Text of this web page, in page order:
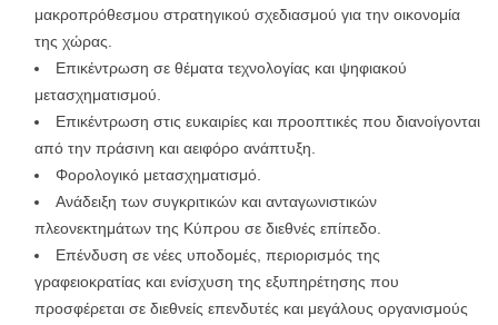
μακροπρόθεσμου στρατηγικού σχεδιασμού για την οικονομία
της χώρας.
Επικέντρωση σε θέματα τεχνολογίας και ψηφιακού
μετασχηματισμού.
Επικέντρωση στις ευκαιρίες και προοπτικές που διανοίγονται
από την πράσινη και αειφόρο ανάπτυξη.
Φορολογικό μετασχηματισμό.
Ανάδειξη των συγκριτικών και ανταγωνιστικών
πλεονεκτημάτων της Κύπρου σε διεθνές επίπεδο.
Επένδυση σε νέες υποδομές, περιορισμός της
γραφειοκρατίας και ενίσχυση της εξυπηρέτησης που
προσφέρεται σε διεθνείς επενδυτές και μεγάλους οργανισμούς